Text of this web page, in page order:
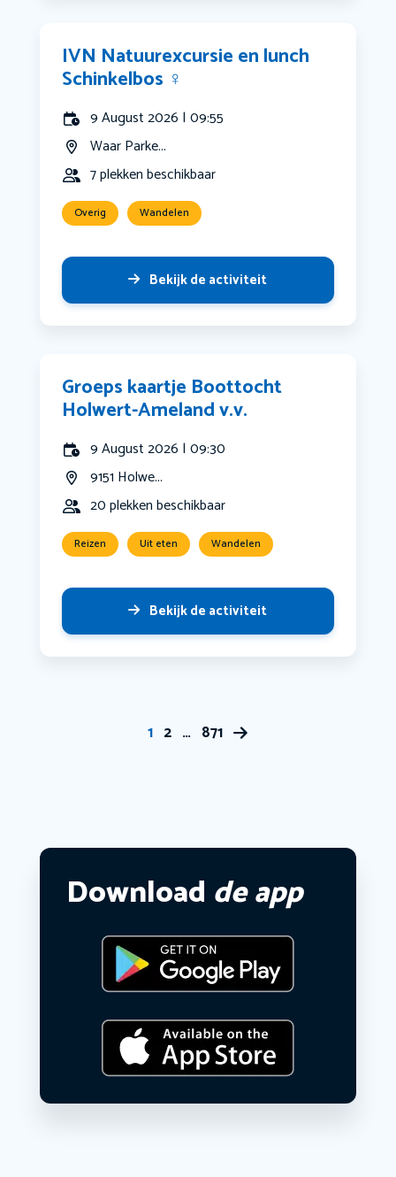
IVN Natuurexcursie en lunch
Schinkelbos ‍♀️
9 August 2026 | 09:55
Waar Parke...
7 plekken beschikbaar
Overig Wandelen
Bekijk de activiteit
Groeps kaartje Boottocht
Holwert-Ameland v.v.
9 August 2026 | 09:30
9151 Holwe...
20 plekken beschikbaar
Reizen Uit eten Wandelen
Bekijk de activiteit
1 2 … 871
Download de app